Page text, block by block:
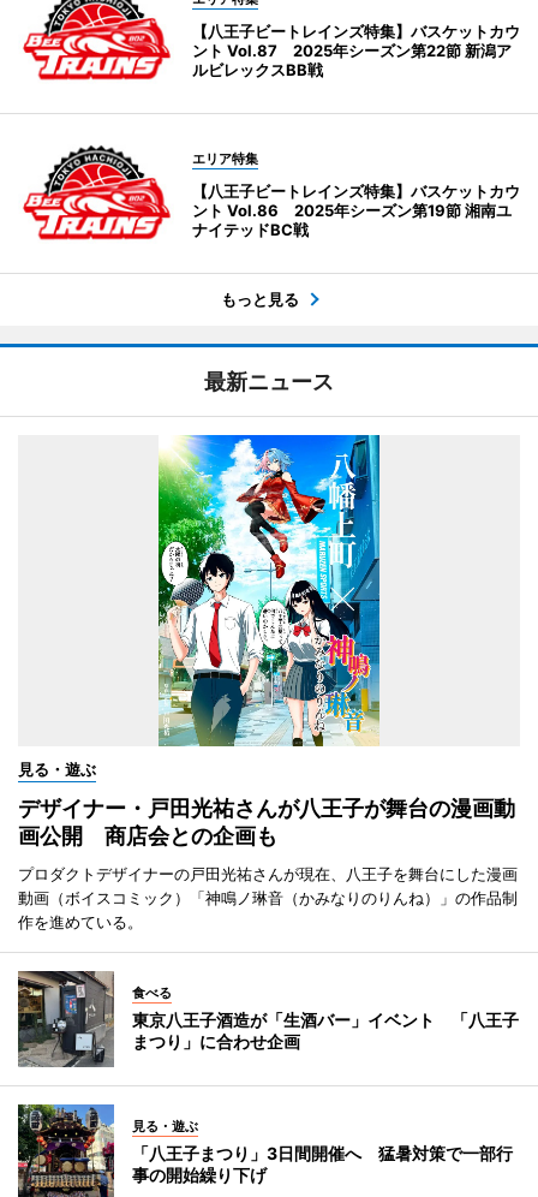
【八王子ビートレインズ特集】バスケットカウ
ント Vol.87 2025年シーズン第22節 新潟ア
ルビレックスBB戦
エリア特集
【八王子ビートレインズ特集】バスケットカウ
ント Vol.86 2025年シーズン第19節 湘南ユ
ナイテッドBC戦
もっと見る
最新ニュース
見る・遊ぶ
デザイナー・戸田光祐さんが八王子が舞台の漫画動
画公開 商店会との企画も
プロダクトデザイナーの戸田光祐さんが現在、八王子を舞台にした漫画
動画（ボイスコミック）「神鳴ノ琳音（かみなりのりんね）」の作品制
作を進めている。
食べる
東京八王子酒造が「生酒バー」イベント 「八王子
まつり」に合わせ企画
見る・遊ぶ
「八王子まつり」3日間開催へ 猛暑対策で一部行
事の開始繰り下げ